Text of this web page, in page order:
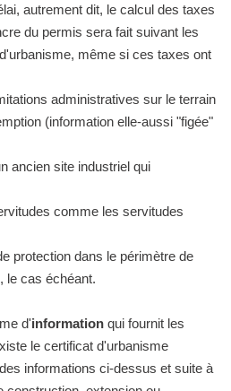
autrement dit, le calcul des taxes
du permis sera fait suivant les
même si ces taxes ont
administratives sur le terrain
(information elle-aussi "figée"
ancien site industriel qui
comme les servitudes
protection dans le périmètre de
le cas échéant.
d'information qui fournit les
le certificat d'urbanisme
informations ci-dessus et suite à